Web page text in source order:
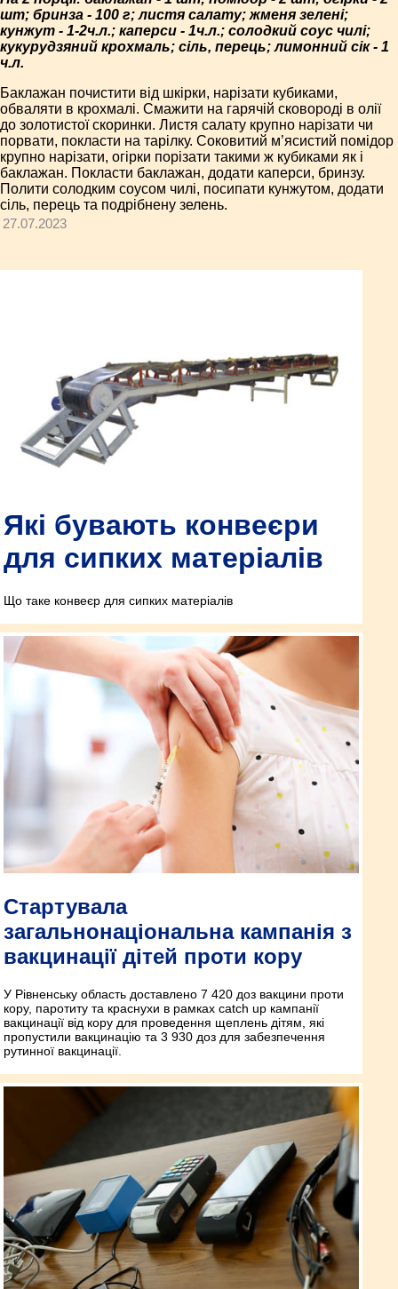
шт; бринза - 100 г; листя салату; жменя зелені;
кунжут - 1-2ч.л.; каперси - 1ч.л.; солодкий соус чилі;
кукурудзяний крохмаль; сіль, перець; лимонний сік - 1
ч.л.
Баклажан почистити від шкірки, нарізати кубиками,
обваляти в крохмалі. Смажити на гарячій сковороді в олії
до золотистої скоринки. Листя салату крупно нарізати чи
порвати, покласти на тарілку. Соковитий м’ясистий помідор
крупно нарізати, огірки порізати такими ж кубиками як і
баклажан. Покласти баклажан, додати каперси, бринзу.
Полити солодким соусом чилі, посипати кунжутом, додати
сіль, перець та подрібнену зелень.
27.07.2023
Які бувають конвеєри
для сипких матеріалів
Що таке конвеєр для сипких матеріалів
Стартувала
загальнонаціональна кампанія з
вакцинації дітей проти кору
У Рівненську область доставлено 7 420 доз вакцини проти
кору, паротиту та краснухи в рамках catch up кампанії
вакцинації від кору для проведення щеплень дітям, які
пропустили вакцинацію та 3 930 доз для забезпечення
рутинної вакцинації.